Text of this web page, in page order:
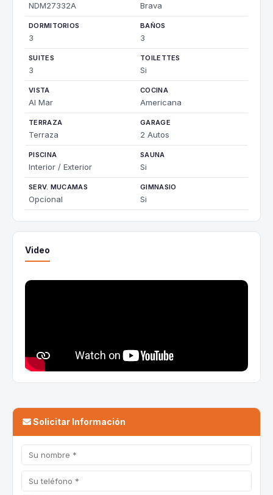
NDM27332A Brava
DORMITORIOS
3
BAÑOS
3
SUITES
3
TOILETTES
Si
VISTA
Al Mar
COCINA
Americana
TERRAZA
Terraza
GARAGE
2 Autos
PISCINA
Interior / Exterior
SAUNA
Si
SERV. MUCAMAS
Opcional
GIMNASIO
Si
Video
Solicitar Información